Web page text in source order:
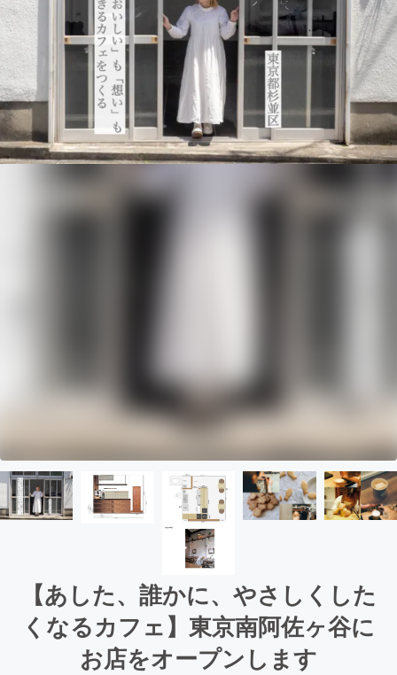
【あした、誰かに、やさしくした
くなるカフェ】東京南阿佐ヶ谷に
お店をオープンします